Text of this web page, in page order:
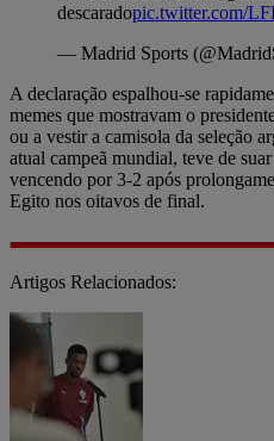
descaradopic.twitter.com/
— Madrid Sports
A declaração espalhou-se
memes que mostravam o
ou a vestir a camisola da seleção
atual campeã mundial, teve de
vencendo por 3-2 após
Egito nos oitavos de final.
Artigos Relacionados: